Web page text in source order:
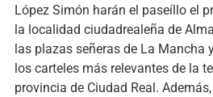
López Simón harán el paseíllo el
la localidad ciudadrealeña de
las plazas señeras de La Mancha
los carteles más relevantes de la
provincia de Ciudad Real.